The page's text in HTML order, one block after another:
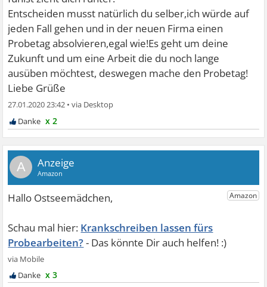
Entscheiden musst natürlich du selber,ich würde auf
jeden Fall gehen und in der neuen Firma einen
Probetag absolvieren,egal wie!Es geht um deine
Zukunft und um eine Arbeit die du noch lange
ausüben möchtest, deswegen mache den Probetag!
Liebe Grüße
27.01.2020 23:42 •
x 2
A
Krankschreiben lassen fürs
Probearbeiten?
x 3